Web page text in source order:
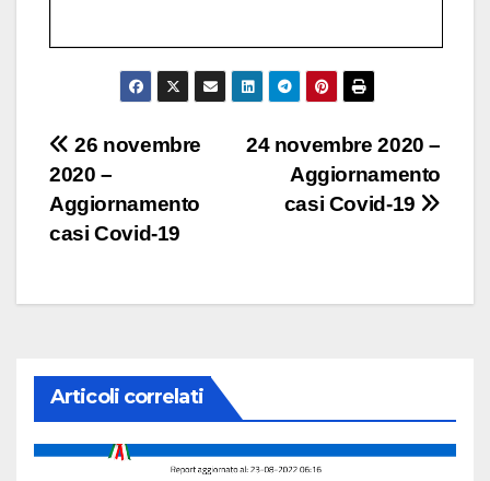
Navigazione
articoli
24 novembre 2020 –
Aggiornamento
casi Covid-19
26 novembre
2020 –
Aggiornamento
casi Covid-19
Articoli correlati